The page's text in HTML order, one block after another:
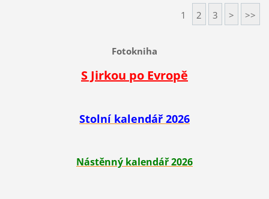
1 2 3 > >>
Fotokniha
S Jirkou po Evropě
Stolní kalendář 2026
Nástěnný kalendář 2026